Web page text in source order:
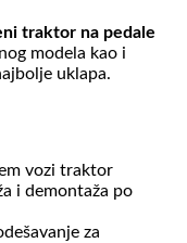
traktor na pedale
modela kao i
uklapa.
vozi traktor
i demontaža po
za